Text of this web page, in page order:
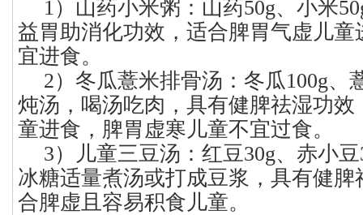
1）山药小米粥：山药50g、小米
益胃助消化功效，适合脾胃气虚儿童
宜进食。
2）冬瓜薏米排骨汤：冬瓜100g、
炖汤，喝汤吃肉，具有健脾祛湿功效
童进食，脾胃虚寒儿童不宜过食。
3）儿童三豆汤：红豆30g、赤小
冰糖适量煮汤或打成豆浆，具有健
合脾虚且容易积食儿童。